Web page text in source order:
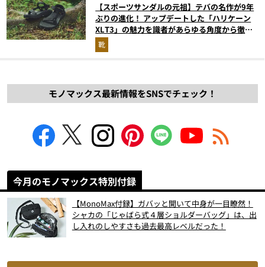
【スポーツサンダルの元祖】テバの名作が9年
ぶりの進化！ アップデートした「ハリケーン
XLT3」の魅力を識者があらゆる角度から徹底
解説！
靴
モノマックス最新情報をSNSでチェック！
今月のモノマックス特別付録
【MonoMax付録】ガバッと開いて中身が一目瞭然！
シャカの「じゃばら式４層ショルダーバッグ」は、出
し入れのしやすさも過去最高レベルだった！